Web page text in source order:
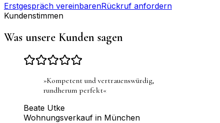
Erstgespräch vereinbarenRückruf anfordern
Kundenstimmen
Was unsere Kunden sagen
»Kompetent und vertrauenswürdig,
rundherum perfekt«
Beate Utke
Wohnungsverkauf in München